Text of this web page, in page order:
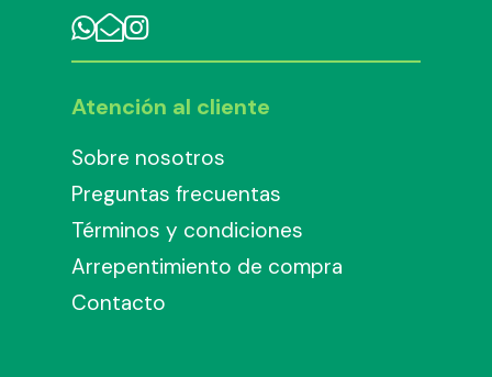
Atención al cliente
Sobre nosotros
Preguntas frecuentas
Términos y condiciones
Arrepentimiento de compra
Contacto